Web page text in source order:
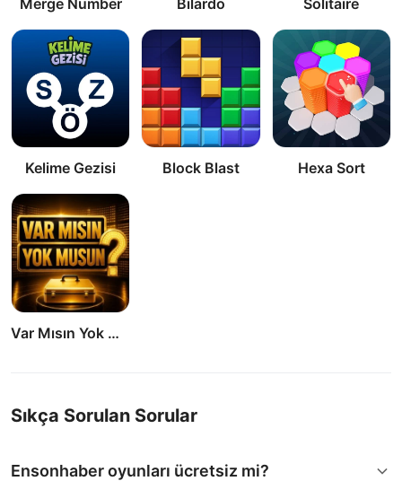
Kelime Gezisi Block Blast Hexa Sort
Var Mısın Yok Musun
Sıkça Sorulan Sorular
Ensonhaber oyunları ücretsiz mi?